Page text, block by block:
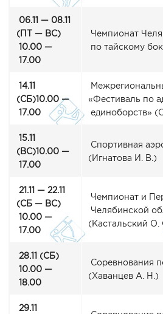
06.11 — 08.11
(ПТ— ВС)
10.00 —
17.00
Чемпионат
по тайскому
14.11
(СБ)10.00 —
17.00
«Фестиваль по
единоборств»
15.11
(ВС)10.00 —
17.00
Спортивная
(Игнатова И. В.)
21.11 — 22.11
(СБ— ВС)
10.00 —
17.00
Чемпионат и
Челябинской
(Кастальский О.
28.11 (СБ)
10.00 —
18.00
Соревнования
(ХаванцевА. Н.)
29.11